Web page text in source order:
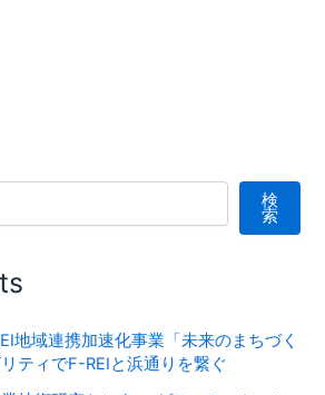
検
索
地域連携加速化事業「未来のまちづく
ティでF-REIと浜通りを繋ぐ